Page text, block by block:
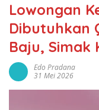
Lowongan
Dibutuhkan
Baju, Simak
Edo Pradana
31 Mei 2026